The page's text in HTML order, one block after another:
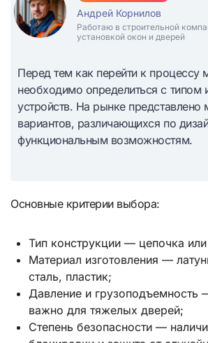
Андрей Корнилов
Работаю в строительной
установкой окон и дверей
Перед тем как перейти к процессу
необходимо определиться с типом
устройств. На рынке представлено
вариантов, различающихся по
функциональным возможностям.
Основные критерии выбора:
Тип конструкции — цепочка
Материал изготовления —
сталь, пластик;
Давление и грузоподъемность
важно для тяжелых дверей;
Степень безопасности —